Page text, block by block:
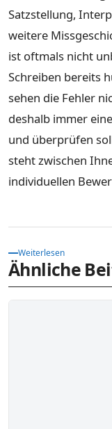
Satzstellung,
weitere
ist oftmals nicht
Schreiben bereits
sehen die Fehler
deshalb immer
und überprüfen
steht zwischen
individuellen
Weiterlesen
Ähnliche